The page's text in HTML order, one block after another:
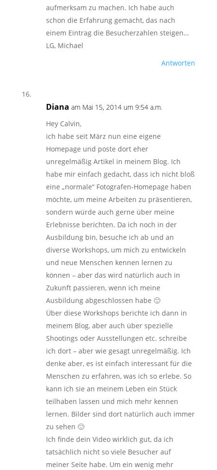
aufmerksam zu machen. Ich habe auch
schon die Erfahrung gemacht, das nach
einem Eintrag die Besucherzahlen steigen…
LG, Michael
Antworten
Diana am Mai 15, 2014 um 9:54 a.m.
Hey Calvin,
ich habe seit März nun eine eigene
Homepage und poste dort eher
unregelmäßig Artikel in meinem Blog. Ich
habe mir einfach gedacht, dass ich nicht bloß
eine „normale“ Fotografen-Homepage haben
möchte, um meine Arbeiten zu präsentieren,
sondern würde auch gerne über meine
Erlebnisse berichten. Da ich noch in der
Ausbildung bin, besuche ich ab und an
diverse Workshops, um mich zu entwickeln
und neue Menschen kennen lernen zu
können – aber das wird natürlich auch in
Zukunft passieren, wenn ich meine
Ausbildung abgeschlossen habe 🙂
Über diese Workshops berichte ich dann in
meinem Blog, aber auch über spezielle
Shootings oder Ausstellungen etc. schreibe
ich dort – aber wie gesagt unregelmäßig. Ich
denke aber, es ist einfach interessant für die
Menschen zu erfahren, was ich so erlebe. So
kann ich sie an meinem Leben ein Stück
teilhaben lassen und mich mehr kennen
lernen. Bilder sind dort natürlich auch immer
zu sehen 🙂
Ich finde dein Video wirklich gut, da ich
tatsächlich nicht so viele Besucher auf
meiner Seite habe. Um ein wenig mehr